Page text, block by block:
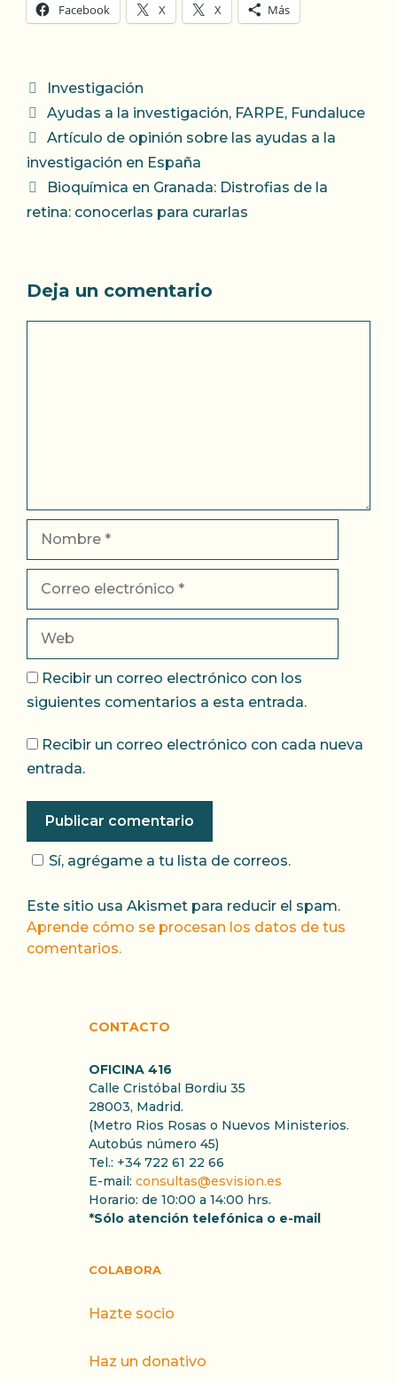
Facebook X X Más
Categorías
Investigación
Etiquetas
Ayudas a la investigación, FARPE, Fundaluce
Artículo de opinión sobre las ayudas a la
investigación en España
Bioquímica en Granada: Distrofias de la
retina: conocerlas para curarlas
Deja un comentario
electrónico
Recibir un correo electrónico con los
siguientes comentarios a esta entrada.
Recibir un correo electrónico con cada nueva
entrada.
Sí, agrégame a tu lista de correos.
Este sitio usa Akismet para reducir el spam.
Aprende cómo se procesan los datos de tus
comentarios.
CONTACTO
OFICINA 416
Calle Cristóbal Bordiu 35
28003, Madrid.
(Metro Rios Rosas o Nuevos Ministerios.
Autobús número 45)
Tel.: +34 722 61 22 66
E-mail: consultas@esvision.es
Horario: de 10:00 a 14:00 hrs.
*Sólo atención telefónica o e-mail
COLABORA
Hazte socio
Haz un donativo